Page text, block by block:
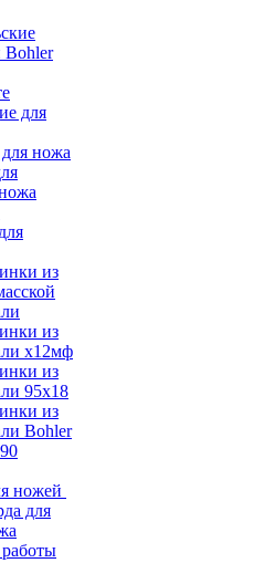
Bohler
для
ножа
из
из
х12мф
из
95х18
из
Bohler
ножей
для